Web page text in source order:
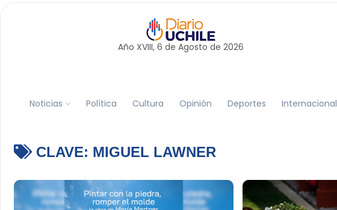
Año XVIII, 6 de Agosto de 2026
Noticias Política Cultura Opinión Deportes Internacional
CLAVE: MIGUEL LAWNER